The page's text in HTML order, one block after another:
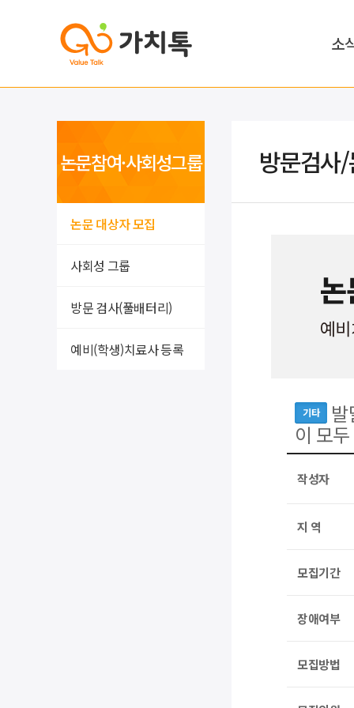
소
논문참여·사회성그룹
논문 대상자 모집
사회성 그룹
방문 검사(풀배터리)
예비(학생)치료사 등록
방문검사
기타
이 모
작성자
지 역
모집기간
장애여부
모집방법